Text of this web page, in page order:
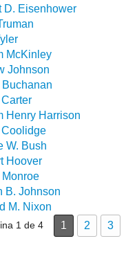
D. Eisenhower
McKinley
Johnson
Henry Harrison
W. Bush
Hoover
B. Johnson
M. Nixon
1 de 4 1 2
3